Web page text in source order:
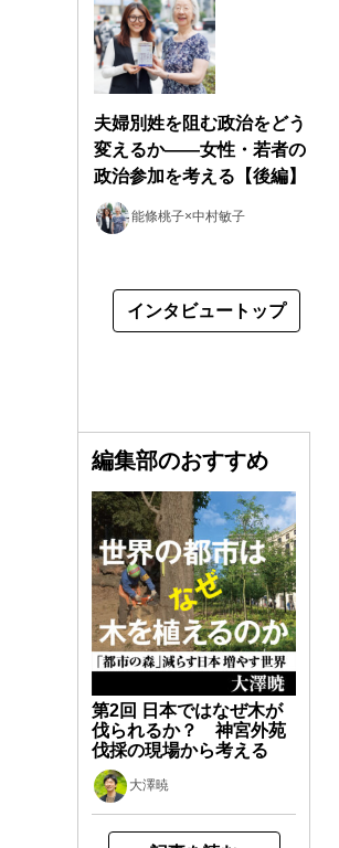
夫婦別姓を阻む政治をどう
変えるか――女性・若者の
政治参加を考える【後編】
能條桃子×中村敏子
インタビュートップ
編集部のおすすめ
第2回 日本ではなぜ木が
伐られるか？ 神宮外苑
伐採の現場から考える
大澤暁